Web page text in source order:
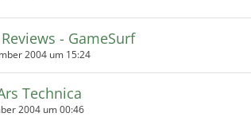
- GameSurf
2004 um 15:24
Technica
2004 um 00:46